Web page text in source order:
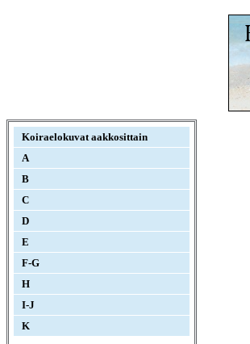
Koiraelokuvat aakkosittain
A
B
C
D
E
F-G
H
I-J
K